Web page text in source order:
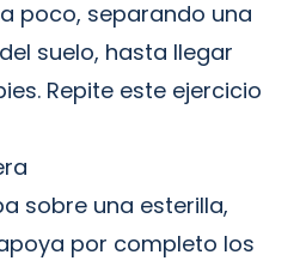
poco, separando una
suelo, hasta llegar
Repite este ejercicio
sobre una esterilla,
por completo los